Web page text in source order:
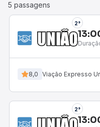
5 passagens
2°
8,0 Viação Expresso
2°